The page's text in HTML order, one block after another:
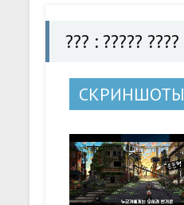
??? : ????? ????
СКРИНШОТЫ